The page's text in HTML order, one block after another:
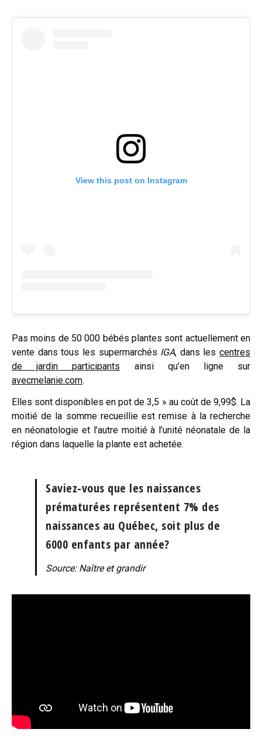
View this post on Instagram
Pas moins de 50 000 bébés plantes sont actuellement en
vente dans tous les supermarchés IGA, dans les centres
de jardin participants ainsi qu’en ligne sur
avecmelanie.com.
Elles sont disponibles en pot de 3,5 » au coût de 9,99$. La
moitié de la somme recueillie est remise à la recherche
en néonatologie et l’autre moitié à l’unité néonatale de la
région dans laquelle la plante est achetée.
Saviez-vous que les naissances
prématurées représentent 7% des
naissances au Québec, soit plus de
6000 enfants par année?
Source: Naître et grandir